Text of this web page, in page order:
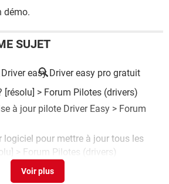
démo.
SUJET
Driver easy Driver easy pro gratuit
[résolu] > Forum Pilotes (drivers)
à jour pilote Driver Easy > Forum
logiciel pour mettre à jour tous les
> Forum Pilotes (drivers)
Logiciels